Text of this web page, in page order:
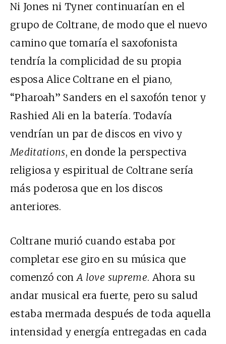
Ni Jones ni Tyner continuarían en el
grupo de Coltrane, de modo que el nuevo
camino que tomaría el saxofonista
tendría la complicidad de su propia
esposa Alice Coltrane en el piano,
“Pharoah” Sanders en el saxofón tenor y
Rashied Ali en la batería. Todavía
vendrían un par de discos en vivo y
Meditations, en donde la perspectiva
religiosa y espiritual de Coltrane sería
más poderosa que en los discos
anteriores.
Coltrane murió cuando estaba por
completar ese giro en su música que
comenzó conA love supreme. Ahora su
andar musical era fuerte, pero su salud
estaba mermada después de toda aquella
intensidad y energía entregadas en cada